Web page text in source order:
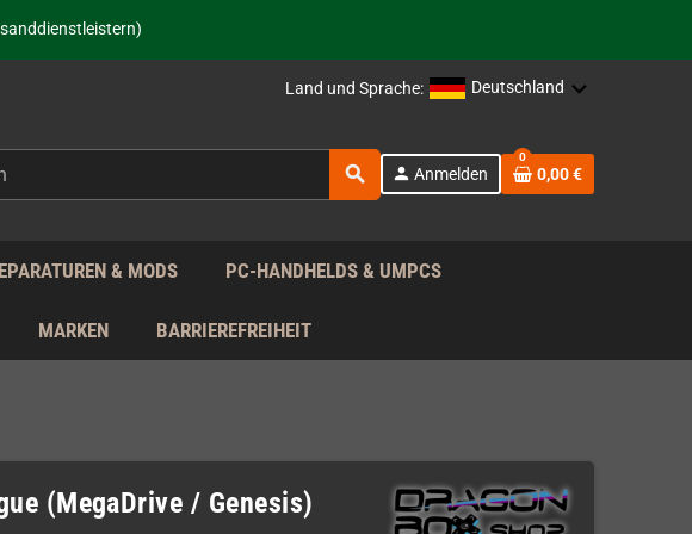
Hardware!
innerhalb der EU!
Land und Sprache: Deutschland
search person Anmelden
0
0,00 €
& MODS PC-HANDHELDS & UMPCS
MARKEN BARRIEREFREIHEIT
(MegaDrive / Genesis)